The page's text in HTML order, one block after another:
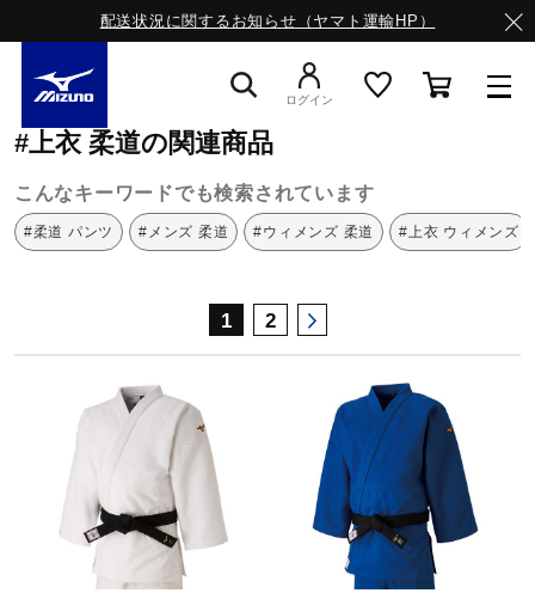
配送状況に関するお知らせ（ヤマト運輸HP）
ライフスタイルウエア
サッカー／フットサル
トレーニング
ログイン
ミズノ公式オンライン
#上衣 柔道の関連商品
こんなキーワードでも検索されています
#柔道 パンツ #メンズ 柔道 #ウィメンズ 柔道 #上衣 ウィメンズ
1 2